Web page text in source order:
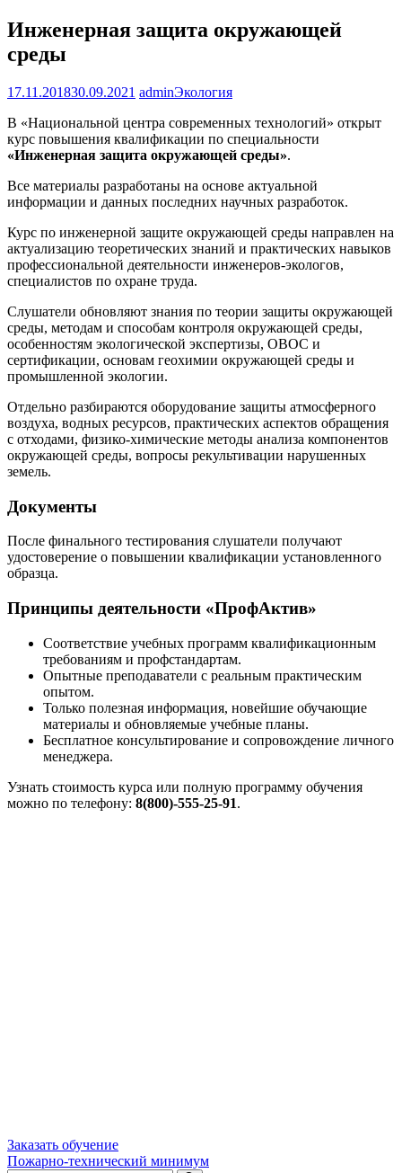
Инженерная защита окружающей
среды
17.11.201830.09.2021 adminЭкология
В «Национальной центра современных технологий» открыт
курс повышения квалификации по специальности
«Инженерная защита окружающей среды».
Все материалы разработаны на основе актуальной
информации и данных последних научных разработок.
Курс по инженерной защите окружающей среды направлен на
актуализацию теоретических знаний и практических навыков
профессиональной деятельности инженеров-экологов,
специалистов по охране труда.
Слушатели обновляют знания по теории защиты окружающей
среды, методам и способам контроля окружающей среды,
особенностям экологической экспертизы, ОВОС и
сертификации, основам геохимии окружающей среды и
промышленной экологии.
Отдельно разбираются оборудование защиты атмосферного
воздуха, водных ресурсов, практических аспектов обращения
с отходами, физико-химические методы анализа компонентов
окружающей среды, вопросы рекультивации нарушенных
земель.
Документы
После финального тестирования слушатели получают
удостоверение о повышении квалификации установленного
образца.
Принципы деятельности «ПрофАктив»
Соответствие учебных программ квалификационным
требованиям и профстандартам.
Опытные преподаватели с реальным практическим
опытом.
Только полезная информация, новейшие обучающие
материалы и обновляемые учебные планы.
Бесплатное консультирование и сопровождение личного
менеджера.
Узнать стоимость курса или полную программу обучения
можно по телефону: 8(800)-555-25-91.
Заказать обучение
Навигация
Пожарно-технический минимум